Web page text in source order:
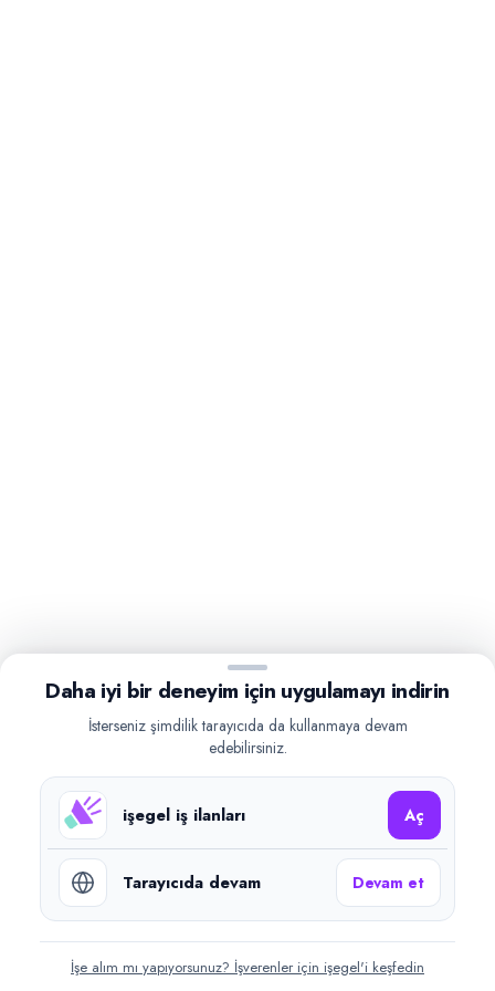
Daha iyi bir deneyim için uygulamayı indirin
İsterseniz şimdilik tarayıcıda da kullanmaya devam
edebilirsiniz.
işegel iş ilanları Aç
Tarayıcıda devam Devam et
İşe alım mı yapıyorsunuz? İşverenler için işegel'i keşfedin